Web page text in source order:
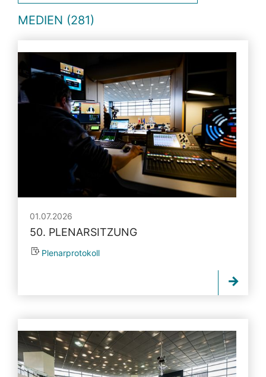
MEDIEN (281)
01.07.2026
50. PLENARSITZUNG
Plenarprotokoll